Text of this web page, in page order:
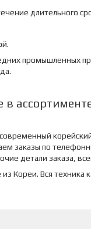
длительного
промышленных
заказы по
детали заказа,
Кореи. Вся техника